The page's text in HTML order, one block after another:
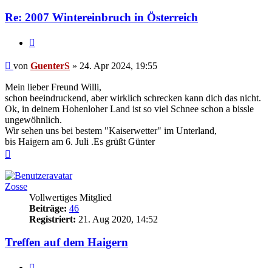
Re: 2007 Wintereinbruch in Österreich
Beitrag
von GuenterS » 24. Apr 2024, 19:55
Mein lieber Freund Willi,
schon beeindruckend, aber wirklich schrecken kann dich das nicht.
Ok, in deinem Hohenloher Land ist so viel Schnee schon a bissle
ungewöhnlich.
Wir sehen uns bei bestem "Kaiserwetter" im Unterland,
bis Haigern am 6. Juli .Es grüßt Günter
Zosse
Vollwertiges Mitglied
Beiträge: 46
Registriert: 21. Aug 2020, 14:52
Treffen auf dem Haigern